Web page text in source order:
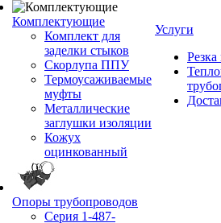
Комплектующие
Комплект для
заделки стыков
Скорлупа ППУ
Термоусаживаемые
муфты
Металлические
заглушки изоляции
Кожух
оцинкованный
Опоры трубопроводов
Серия 1-487-
Услуги
Резка